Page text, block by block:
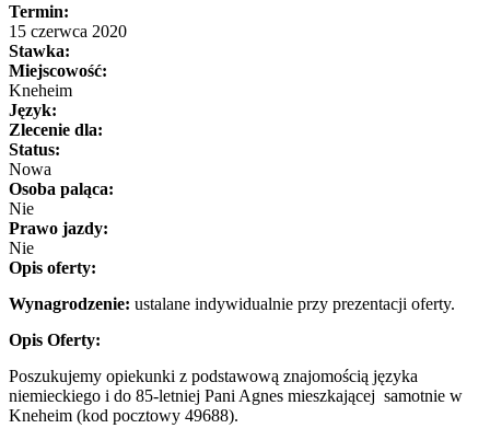
Termin:
15 czerwca 2020
Stawka:
Miejscowość:
Kneheim
Język:
Zlecenie dla:
Status:
Nowa
Osoba paląca:
Nie
Prawo jazdy:
Nie
Opis oferty:
Wynagrodzenie: ustalane indywidualnie przy prezentacji oferty.
Opis Oferty:
Poszukujemy opiekunki z podstawową znajomością języka
niemieckiego i do 85-letniej Pani Agnes mieszkającej samotnie w
Kneheim (kod pocztowy 49688).